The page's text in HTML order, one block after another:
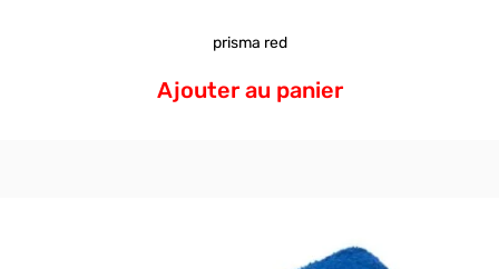
prisma red
Ajouter au panier